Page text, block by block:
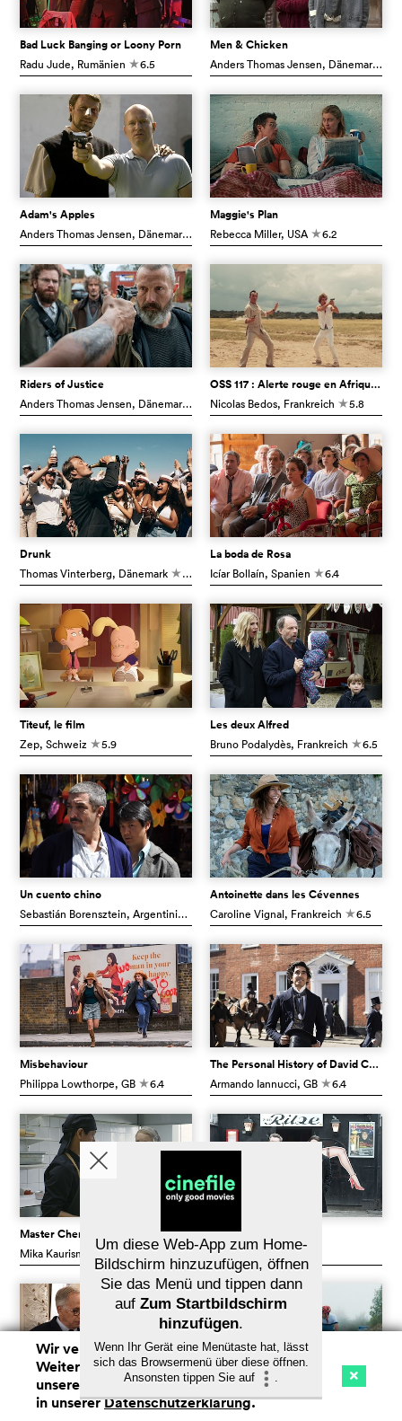
Kino Streaming Watchlist (
Bad Luck Banging or Loony Porn
Radu Jude, Rumänien c6.5
Men & Chicken
Anders Thomas Jensen, Dänemark
Adam's Apples
Anders Thomas Jensen, Dänemark 7.7
Maggie's Plan
Rebecca Miller, USA c6.2
Riders of Justice
Anders Thomas Jensen, Dänemark 7.5
OSS 117 : Alerte rouge en Afrique noire
Nicolas Bedos, Frankreich c5.8
Drunk
Thomas Vinterberg, Dänemark c7.7
La boda de Rosa
Icíar Bollaín, Spanien c6.4
Titeuf, le film
Zep, Schweiz c5.9
Les deux Alfred
Bruno Podalydès, Frankreich c6.5
Un cuento chino
Sebastián Borensztein, Argentinien 7.3
Antoinette dans les Cévennes
Caroline Vignal, Frankreich c6.5
Misbehaviour
Philippa Lowthorpe, GB c6.4
The Personal History of David Copperfield
Armando Iannucci, GB c6.4
Master Cheng
Mika Kaurismäki, China c6.9
Filth
Jon S. Baird , GB c7.0
Alice et le maire The Climb
Wir verwenden Cookies. Mit dem
Weitersurfen auf cinefile.ch stimmen Sie
unserer Cookie-Nutzung zu. Mehr Infos
in unsererDatenschutzerklärung.
Um diese Web-App zum Home-
Bildschirm hinzuzufügen, öffnen
Sie das Menü und tippen dann
auf Zum Startbildschirm
hinzufügen.
Wenn Ihr Gerät eine Menütaste hat, lässt
sich das Browsermenü über diese öffnen.
Ansonsten tippen Sie auf
.